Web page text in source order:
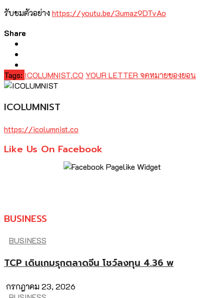
รับชมตัวอย่างhttps://youtu.be/3umaz9DTvAo
Share
Tags: ICOLUMNIST.CO YOUR LETTER จดหมายของยอน
ICOLUMNIST
https://icolumnist.co
Like Us On Facebook
BUSINESS
BUSINESS
TCP เดินเกมรุกตลาดจีน โชว์ลงทุน 4.36 พ
กรกฎาคม 23, 2026